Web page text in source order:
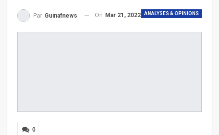
ANALYSES & OPINIONS
Par Guinafnews On Mar 21, 2022
0